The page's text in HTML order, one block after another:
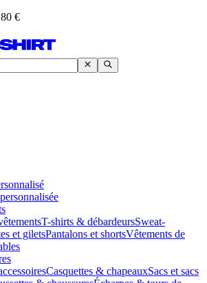
€
T-shirts & débardeursSweat-
et giletsPantalons et shortsVêtements de
Casquettes & chapeauxSacs et sacs